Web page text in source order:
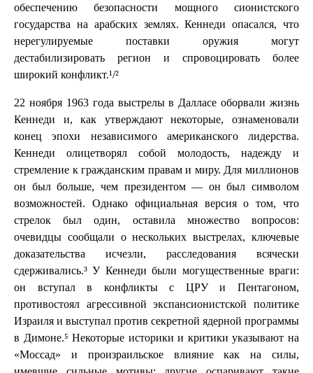
обеспечению безопасности мощного сионистского
государства на арабских землях. Кеннеди опасался, что
нерегулируемые поставки оружия могут
дестабилизировать регион и спровоцировать более
широкий конфликт.¹/²
22 ноября 1963 года выстрелы в Далласе оборвали жизнь
Кеннеди и, как утверждают некоторые, ознаменовали
конец эпохи независимого американского лидерства.
Кеннеди олицетворял собой молодость, надежду и
стремление к гражданским правам и миру. Для миллионов
он был больше, чем президентом — он был символом
возможностей. Однако официальная версия о том, что
стрелок был один, оставила множество вопросов:
очевидцы сообщали о нескольких выстрелах, ключевые
доказательства исчезли, расследования всячески
сдерживались.³ У Кеннеди были могущественные враги:
он вступал в конфликты с ЦРУ и Пентагоном,
противостоял агрессивной экспансионистской политике
Израиля и выступал против секретной ядерной программы
в Димоне.⁵ Некоторые историки и критики указывают на
«Моссад» и произраильское влияние как на силы,